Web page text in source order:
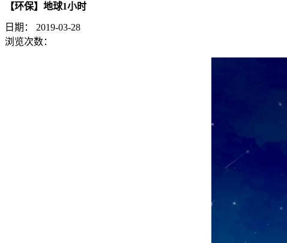
【环保】地球1小时
日期：
2019-03-28
浏览次数：